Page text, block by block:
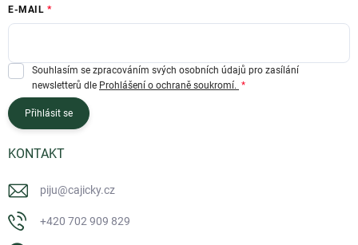
E-MAIL
Souhlasím se zpracováním svých osobních údajů pro zasílání
newsletterů dle Prohlášení o ochraně soukromí.
Přihlásit se
KONTAKT
piju@cajicky.cz
+420 702 909 829